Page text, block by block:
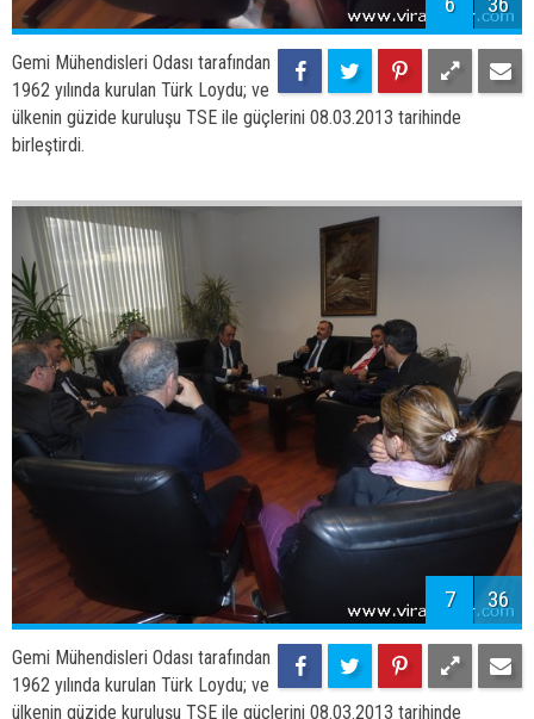
Gemi Mühendisleri Odası tarafından
1962 yılında kurulan Türk Loydu; ve
ülkenin güzide kuruluşu TSE ile güçlerini 08.03.2013 tarihinde
birleştirdi.